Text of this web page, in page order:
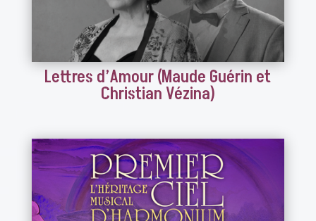
Lettres d’Amour (Maude Guérin et
Christian Vézina)